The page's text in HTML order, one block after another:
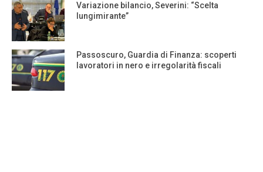
Variazione bilancio, Severini: “Scelta
lungimirante”
Passoscuro, Guardia di Finanza: scoperti
lavoratori in nero e irregolarità fiscali